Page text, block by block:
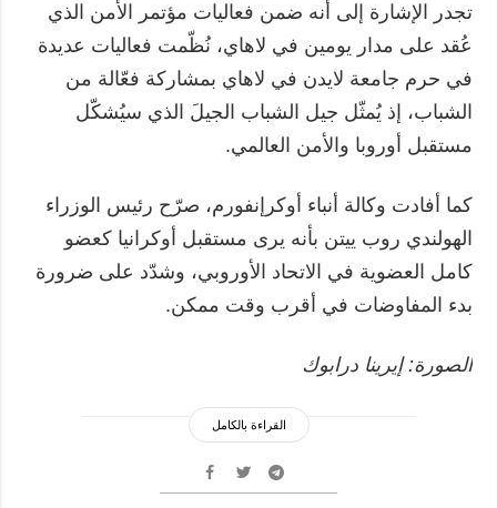
تجدر الإشارة إلى أنه ضمن فعاليات مؤتمر الأمن الذي
عُقد على مدار يومين في لاهاي، نُظّمت فعاليات عديدة
في حرم جامعة لايدن في لاهاي بمشاركة فعّالة من
الشباب، إذ يُمثّل جيل الشباب الجيلَ الذي سيُشكّل
مستقبل أوروبا والأمن العالمي.
كما أفادت وكالة أنباء أوكرإنفورم، صرّح رئيس الوزراء
الهولندي روب ييتن بأنه يرى مستقبل أوكرانيا كعضو
كامل العضوية في الاتحاد الأوروبي، وشدّد على ضرورة
بدء المفاوضات في أقرب وقت ممكن.
الصورة: إيرينا درابوك
القراءة بالكامل